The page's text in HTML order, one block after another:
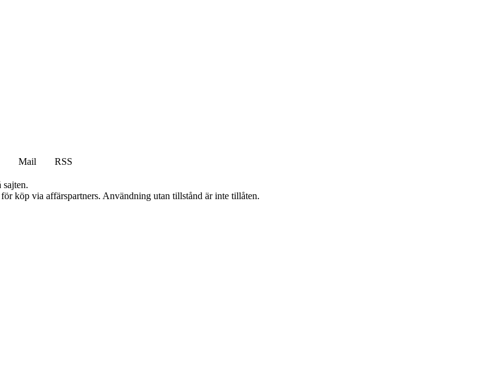
Mail
RSS
köp via affärspartners. Användning utan tillstånd är inte tillåten.